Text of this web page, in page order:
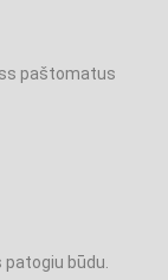
paštomatus
būdu.